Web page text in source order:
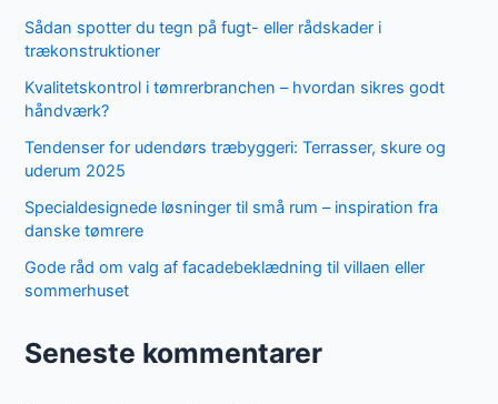
Sådan spotter du tegn på fugt- eller rådskader i
trækonstruktioner
Kvalitetskontrol i tømrerbranchen – hvordan sikres godt
håndværk?
Tendenser for udendørs træbyggeri: Terrasser, skure og
uderum 2025
Specialdesignede løsninger til små rum – inspiration fra
danske tømrere
Gode råd om valg af facadebeklædning til villaen eller
sommerhuset
Seneste kommentarer